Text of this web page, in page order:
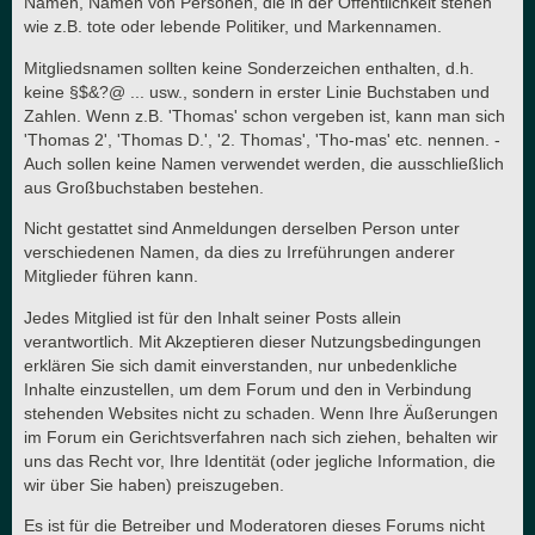
wie z.B. tote oder lebende Politiker, und Markennamen.
Mitgliedsnamen sollten keine Sonderzeichen enthalten, d.h.
keine §$&?@ ... usw., sondern in erster Linie Buchstaben und
Zahlen. Wenn z.B. 'Thomas' schon vergeben ist, kann man sich
'Thomas 2', 'Thomas D.', '2. Thomas', 'Tho-mas' etc. nennen. -
Auch sollen keine Namen verwendet werden, die ausschließlich
aus Großbuchstaben bestehen.
Nicht gestattet sind Anmeldungen derselben Person unter
verschiedenen Namen, da dies zu Irreführungen anderer
Mitglieder führen kann.
Jedes Mitglied ist für den Inhalt seiner Posts allein
verantwortlich. Mit Akzeptieren dieser Nutzungsbedingungen
erklären Sie sich damit einverstanden, nur unbedenkliche
Inhalte einzustellen, um dem Forum und den in Verbindung
stehenden Websites nicht zu schaden. Wenn Ihre Äußerungen
im Forum ein Gerichtsverfahren nach sich ziehen, behalten wir
uns das Recht vor, Ihre Identität (oder jegliche Information, die
wir über Sie haben) preiszugeben.
Es ist für die Betreiber und Moderatoren dieses Forums nicht